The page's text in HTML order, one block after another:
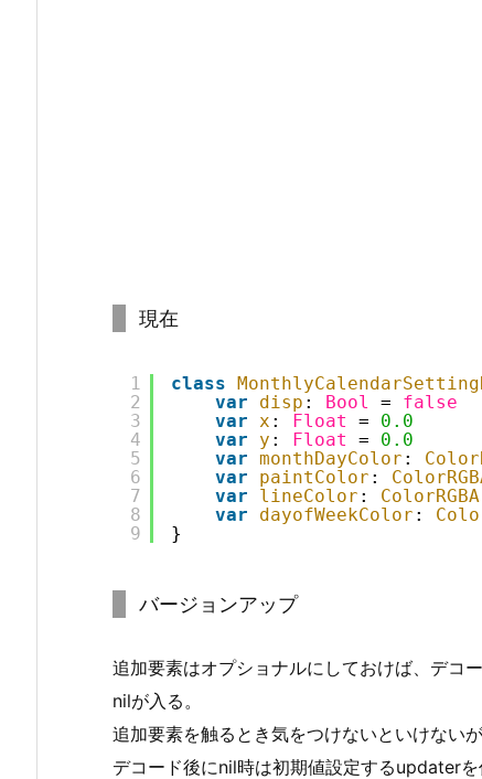
現在
1
2
3
4
5
6
7
8
9
class
var
disp : Bool = false
var x : Float = 0.0
var
y : Float = 0.0
var monthDayColor :
var
paintColor :
var
lineColor : ColorRGBA
var
dayofWeekColor :
}
バージョンアップ
追加要素はオプショナルにしておけば、デコ
nilが入る。
追加要素を触るとき気をつけないといけないが
デコード後にnil時は初期値設定するupdaterを